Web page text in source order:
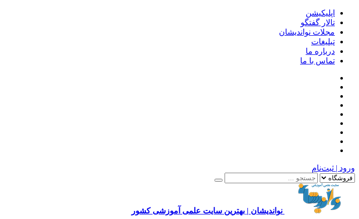
اپلیکیشن
تالار گفتگو
مجلات نواندیشان
تبلیغات
درباره ما
تماس با ما
ورود | ثبت‌نام
نواندیشان | بهترین سایت علمی آموزشی کشور